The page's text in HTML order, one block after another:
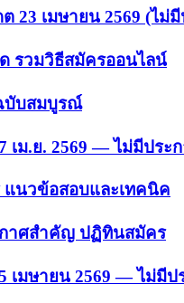
23 เมษายน 2569 (ไม่
รวมวิธีสมัครออนไลน์
บับสมบูรณ์
เม.ย. 2569 — ไม่มีประ
แนวข้อสอบและเทคนิค
กาศสำคัญ ปฏิทินสมัคร
เมษายน 2569 — ไม่มีป